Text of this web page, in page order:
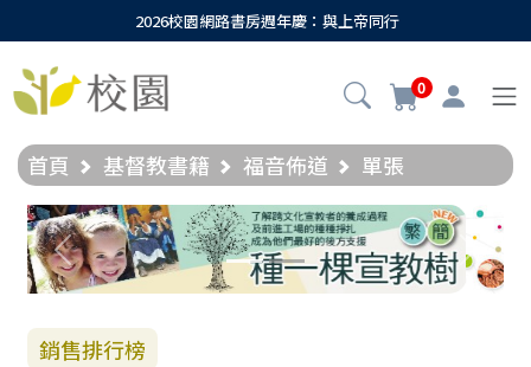
2026校園網路書房週年慶：與上帝同行
0
首頁 基督教書籍 福音佈道 單張
Previous Next
銷售排行榜